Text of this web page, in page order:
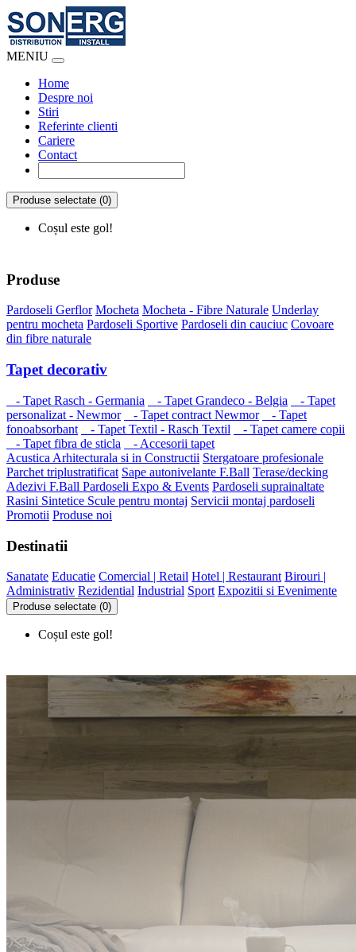
MENIU
Home
Despre noi
Stiri
Referinte clienti
Cariere
Contact
Produse selectate (0)
Coșul este gol!
Produse
Pardoseli Gerflor Mocheta Mocheta - Fibre Naturale Underlay
pentru mocheta Pardoseli Sportive Pardoseli din cauciuc Covoare
din fibre naturale
Tapet decorativ
- Tapet Rasch - Germania - Tapet Grandeco - Belgia
- Tapet
personalizat - Newmor
- Tapet contract Newmor
- Tapet
fonoabsorbant
- Tapet Textil - Rasch Textil
- Tapet camere copii
- Tapet fibra de sticla
- Accesorii tapet
Acustica Arhitecturala si in Constructii Stergatoare profesionale
Parchet triplustratificat Sape autonivelante F.Ball Terase/decking
Adezivi F.Ball Pardoseli Expo & Events Pardoseli suprainaltate
Rasini Sintetice Scule pentru montaj Servicii montaj pardoseli
Promotii Produse noi
Destinatii
Sanatate Educatie Comercial | Retail Hotel | Restaurant Birouri |
Administrativ Rezidential Industrial Sport Expozitii si Evenimente
Produse selectate (0)
Coșul este gol!